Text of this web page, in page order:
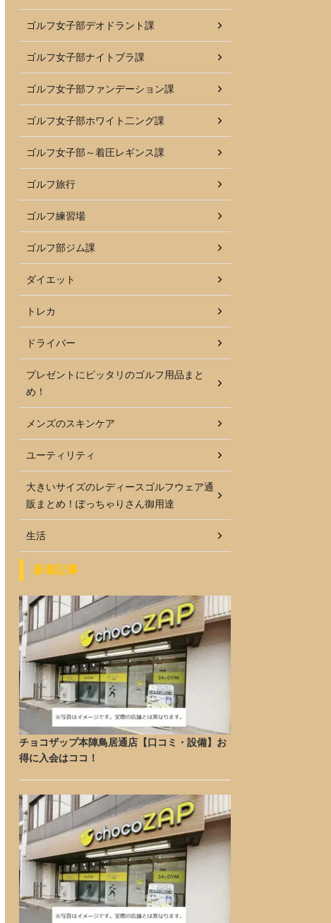
ゴルフ女子部デオドラント課
ゴルフ女子部ナイトブラ課
ゴルフ女子部ファンデーション課
ゴルフ女子部ホワイト二ング課
ゴルフ女子部～着圧レギンス課
ゴルフ旅行
ゴルフ練習場
ゴルフ部ジム課
ダイエット
トレカ
ドライバー
プレゼントにピッタリのゴルフ用品まと
め！
メンズのスキンケア
ユーティリティ
大きいサイズのレディースゴルフウェア通
販まとめ！ぽっちゃりさん御用達
生活
新着記事
チョコザップ本陣鳥居通店【口コミ・設備】お
得に入会はココ！